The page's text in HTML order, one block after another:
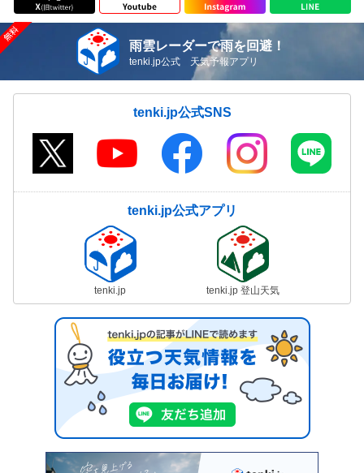
雨雲レーダーで雨を回避！
tenki.jp公式 天気予報アプリ
tenki.jp公式SNS
tenki.jp公式アプリ
tenki.jp tenki.jp 登山天気